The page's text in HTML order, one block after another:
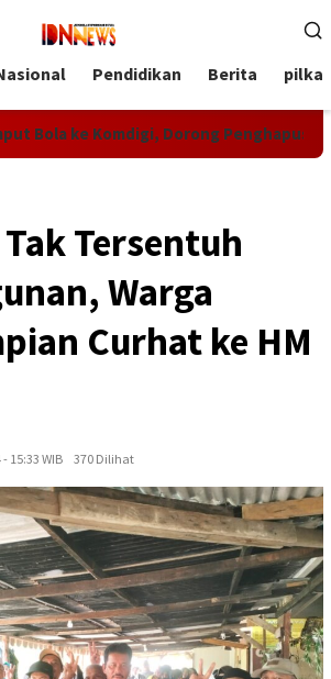
Pendidikan Berita
Komdigi, Dorong Penghapusan
Tersentuh
Warga
Curhat ke HM
15:33 WIB
370 Dilihat